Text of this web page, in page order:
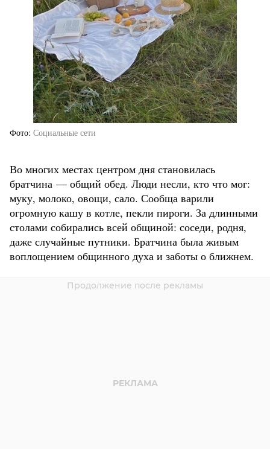
Фото Социальные сети
Во многих местах центром дня становилась
братчина — общий обед. Люди несли, кто что мог:
муку, молоко, овощи, сало. Сообща варили
огромную кашу в котле, пекли пироги. За длинными
столами собирались всей общиной: соседи, родня,
даже случайные путники. Братчина была живым
воплощением общинного духа и заботы о ближнем.